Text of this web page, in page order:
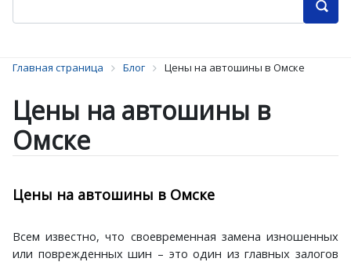
Главная страница Блог Цены на автошины в Омске
Цены на автошины в
Омске
Цены на автошины в Омске
Всем известно, что своевременная замена изношенных
или поврежденных шин – это один из главных залогов